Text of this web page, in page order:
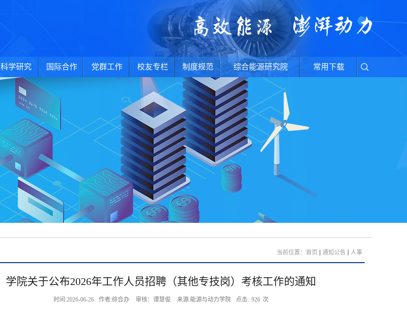
科学研究 国际合作 党群工作 校友专栏 制度规范 综合能源研究院 常用下载
当前位置： 首页 通知公告 人事
学院关于公布2026年工作人员招聘（其他专技岗）考核工作的通知
时间:2026-06-26 作者:综合办 审核：谭慧俊 来源:能源与动力学院 点击: 926 次